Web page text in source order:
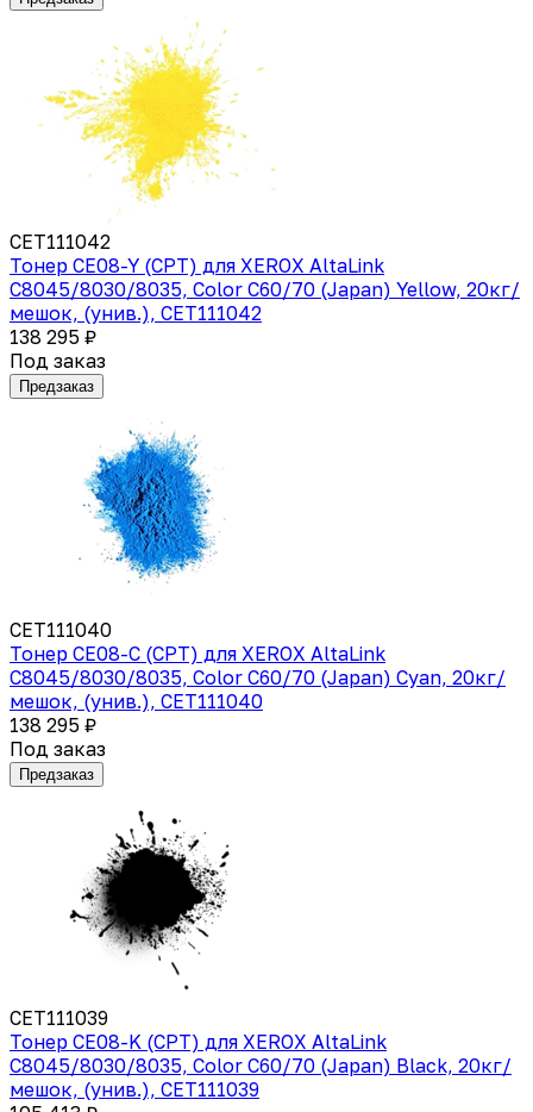
CET111042
Тонер CE08-Y (CPT) для XEROX AltaLink
C8045/8030/8035, Color C60/70 (Japan) Yellow, 20кг/
мешок, (унив.), CET111042
138 295 ₽
Под заказ
Предзаказ
CET111040
Тонер CE08-C (CPT) для XEROX AltaLink
C8045/8030/8035, Color C60/70 (Japan) Cyan, 20кг/
мешок, (унив.), CET111040
138 295 ₽
Под заказ
Предзаказ
CET111039
Тонер CE08-K (CPT) для XEROX AltaLink
C8045/8030/8035, Color C60/70 (Japan) Black, 20кг/
мешок, (унив.), CET111039